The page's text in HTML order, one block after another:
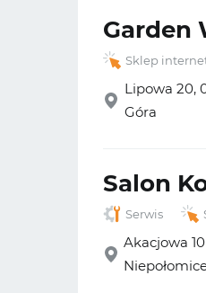
Garden
Sklep
Lipowa 20,
Góra
Salon
Serwis
Akacjowa